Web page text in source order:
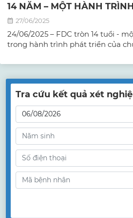
14 NĂM – MỘT HÀNH
27/06/2025
24/06/2025 – FDC tròn 14 tuổi -
trong hành trình phát triển của
Tra cứu kết quả xét